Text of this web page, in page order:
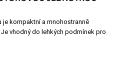
kompaktní a mnohostranně
vhodný do lehkých podmínek pro